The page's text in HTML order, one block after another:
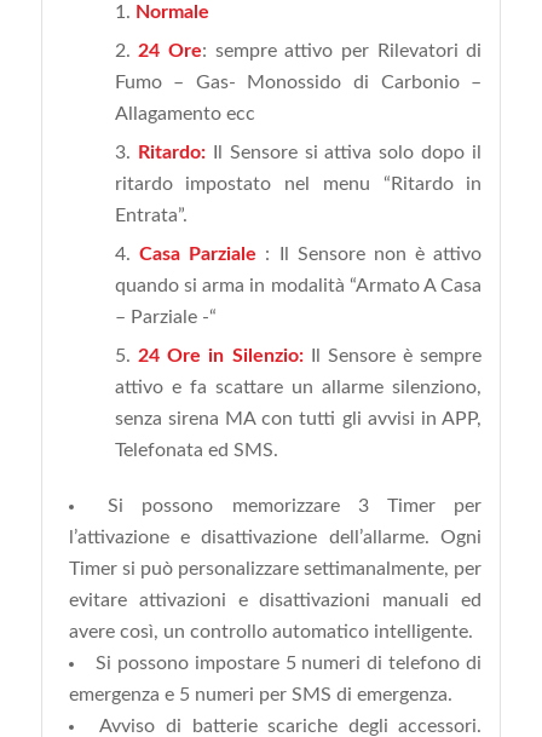
Normale
24 Ore: sempre attivo per Rilevatori di
Fumo – Gas- Monossido di Carbonio –
Allagamento ecc
Ritardo:
Il Sensore si attiva solo dopo il
ritardo impostato nel menu “Ritardo in
Entrata”.
Casa Parziale : Il Sensore non è attivo
quando si arma in modalità “Armato A Casa
– Parziale -“
24 Ore in Silenzio:Il Sensore è sempre
attivo e fa scattare un allarme silenziono,
senza sirena MA con tutti gli avvisi in APP,
Telefonata ed SMS.
Si possono memorizzare 3 Timer per
l’attivazione e disattivazione dell’allarme. Ogni
Timer si può personalizzare settimanalmente, per
evitare attivazioni e disattivazioni manuali ed
avere così, un controllo automatico intelligente.
Si possono impostare 5 numeri di telefono di
emergenza e 5 numeri per SMS di emergenza.
Avviso di batterie scariche degli accessori.